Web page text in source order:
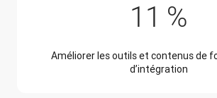
11 %
Améliorer les outils et contenus de
d’intégration